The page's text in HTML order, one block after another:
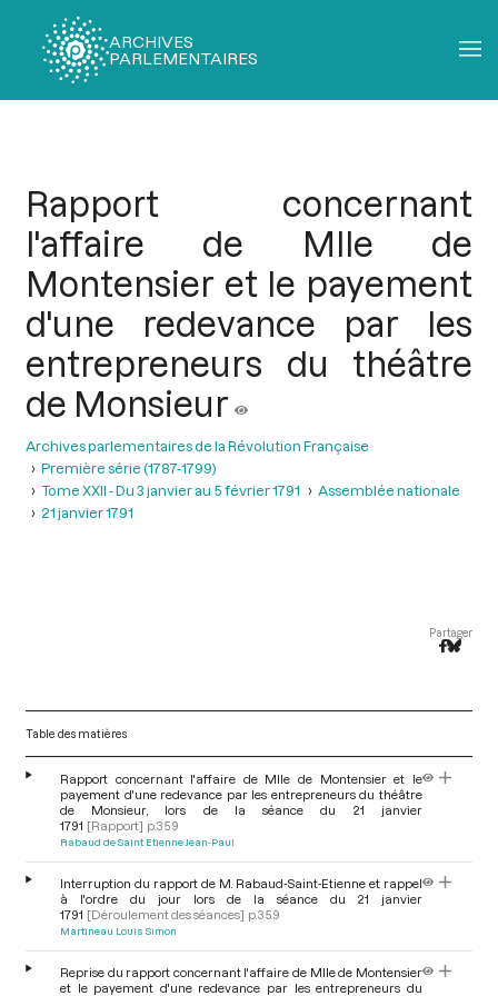
ARCHIVES
PARLEMENTAIRES
Rapport concernant
l'affaire de Mlle de
Montensier et le payement
d'une redevance par les
entrepreneurs du théâtre
de Monsieur
Archives parlementaires de la Révolution Française
Première série (1787-1799)
Tome XXII - Du 3 janvier au 5 février 1791
Assemblée nationale
21 janvier 1791
Partager
Table des matières
Rapport concernant l'affaire de Mlle de Montensier et le
payement d'une redevance par les entrepreneurs du théâtre
de Monsieur, lors de la séance du 21 janvier
1791 [Rapport] p.359
Rabaud de Saint Etienne Jean-Paul
Interruption du rapport de M. Rabaud-Saint-Etienne et rappel
à l'ordre du jour lors de la séance du 21 janvier
1791 [Déroulement des séances] p.359
Martineau Louis Simon
Reprise du rapport concernant l'affaire de Mlle de Montensier
et le payement d'une redevance par les entrepreneurs du